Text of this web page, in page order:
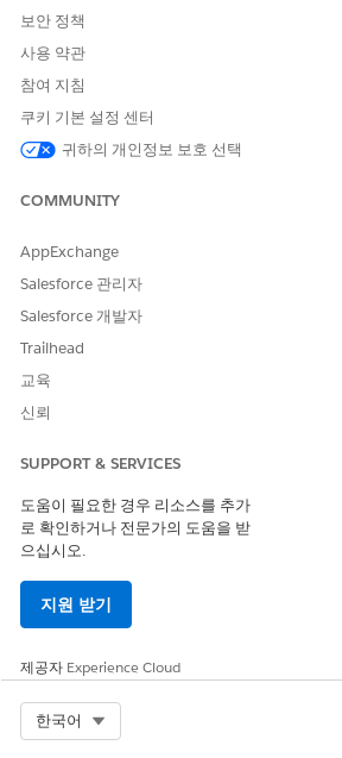
Agentforce 은행 서비스 고객 지원 템플
은행 서비스 고객 지원 에이전트 템플릿
한 일반적인 은행 서비스 요청을 자동으
빠르게 구축합니다. 이 에이전트는 인증
WhatsApp에 은행 서비스 고객 지원 연결
능을 확장합니다. 고급 WhatsApp 채널
하여 고객이 기본 Messaging 앱에서 에
용할 수 있도록 합니다.
은행 서비스 고객 지원을 타사 웹 사이트
에이전트를 외부 타사 웹 사이트에 배포
URL을 구성하여 에이전트를 안전하게
Experience Cloud 사이트에 은행 서비
지원 에이전트를 사용할 수 있도록 합니
리할 채팅 및 라우팅 설정을 구성하고 배
위한 Messaging 환경을 포함합니다.
이 기사를 통해 문제를 해결
보안 정책
사용 약관
참여 지침
쿠키 기본 설정 센터
귀하의 개인정보 보호 선택
COMMUNITY
AppExchange
Salesforce 관리자
Salesforce 개발자
Trailhead
교육
신뢰
SUPPORT & SERVICES
도움이 필요한 경우 리소스를 추가
로 확인하거나 전문가의 도움을 받
으십시오.
지원 받기
제공자 Experience Cloud
한국어